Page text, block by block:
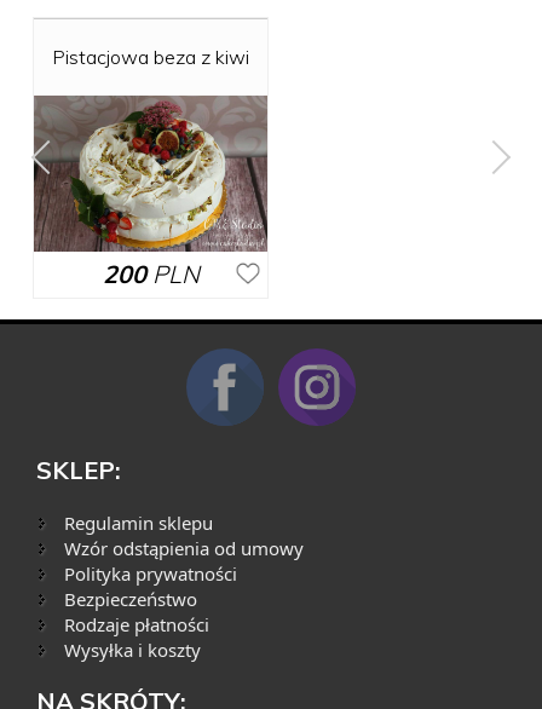
Pistacjowa beza z kiwi
200PLN
SKLEP:
Regulamin sklepu
Wzór odstąpienia od umowy
Polityka prywatności
Bezpieczeństwo
Rodzaje płatności
Wysyłka i koszty
NA SKRÓTY: